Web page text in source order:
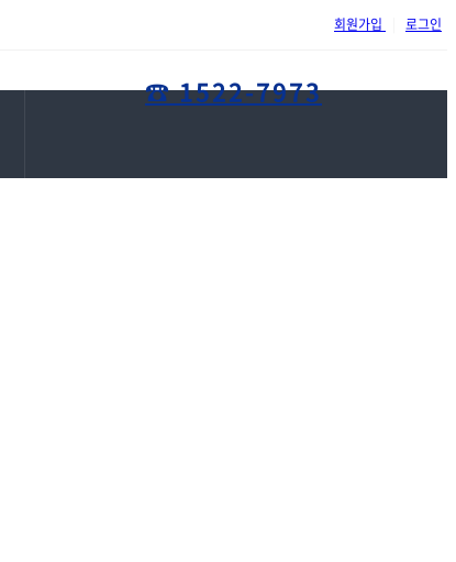
회원가입 로그인
☎ 1522-7973